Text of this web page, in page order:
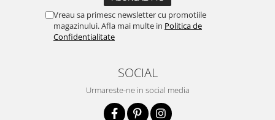
Vreau sa primesc newsletter cu promotiile
magazinului. Afla mai multe in Politica de
Confidentialitate
SOCIAL
Urmareste-ne in social media